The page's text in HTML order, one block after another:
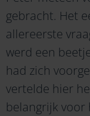
gebracht. Het
allereerste
werd een
had zich
vertelde hier
belangrijk voor